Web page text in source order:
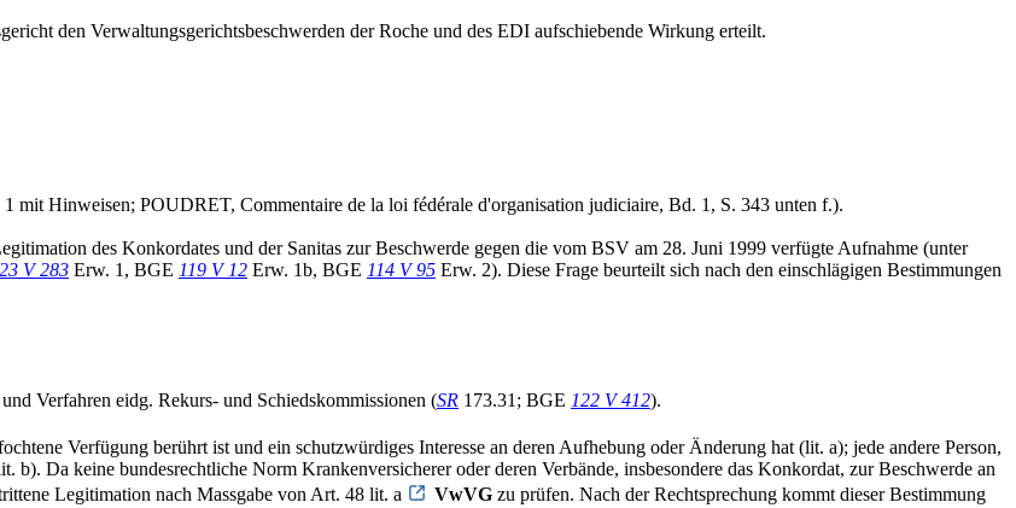
den Verwaltungsgerichtsbeschwerden der Roche und des EDI aufschiebende Wirkung erteilt.
mit Hinweisen; POUDRET, Commentaire de la loi fédérale d'organisation judiciaire, Bd. 1, S. 343 unten f.).
des Konkordates und der Sanitas zur Beschwerde gegen die vom BSV am 28. Juni 1999 verfügte Aufnahme (unter
V 283 Erw. 1, BGE 119 V 12 Erw. 1b, BGE 114 V 95 Erw. 2). Diese Frage beurteilt sich nach den einschlägigen Bestimmungen
Verfahren eidg. Rekurs- und Schiedskommissionen (SR 173.31; BGE 122 V 412).
Verfügung berührt ist und ein schutzwürdiges Interesse an deren Aufhebung oder Änderung hat (lit. a); jede andere Person,
b). Da keine bundesrechtliche Norm Krankenversicherer oder deren Verbände, insbesondere das Konkordat, zur Beschwerde an
Legitimation nach Massgabe von Art. 48 lit. a
VwVG zu prüfen. Nach der Rechtsprechung kommt dieser Bestimmung